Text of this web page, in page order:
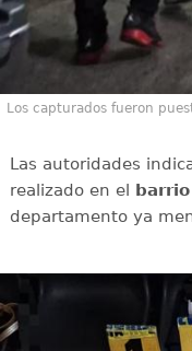
Los capturados fueron
Las autoridades
realizado en el
departamento ya